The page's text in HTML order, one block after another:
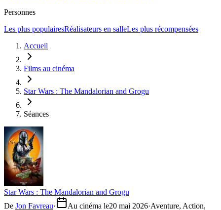
Personnes
Les plus populairesRéalisateurs en salleLes plus récompensées
Accueil
Films au cinéma
Star Wars : The Mandalorian and Grogu
Séances
Star Wars : The Mandalorian and Grogu
De Jon Favreau· Au cinéma le20 mai 2026·Aventure, Action,